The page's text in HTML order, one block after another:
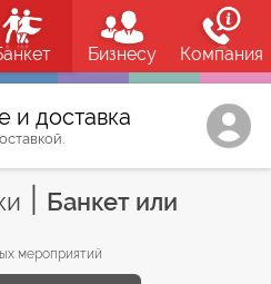
Бизнесу Компания
и доставка
Банкет или
мероприятий